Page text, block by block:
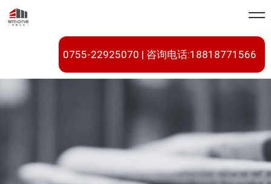
0755-22925070 | 咨询电话:18818771566